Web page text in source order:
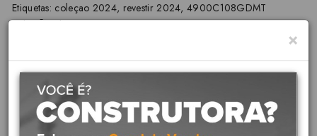
Etiquetas: coleçao 2024, revestir 2024,4900C108GDMT
coleÇÃo,deca
Descrição
×